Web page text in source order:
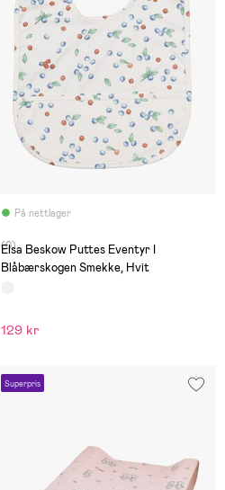
På nettlager
(0)
Elsa Beskow Puttes Eventyr I
Blåbærskogen Smekke, Hvit
129 kr
Superpris